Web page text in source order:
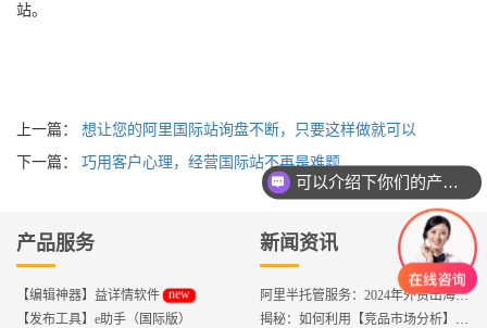
站。
上一篇： 想让您的阿里国际站询盘不断，只要这样做就可以
下一篇： 巧用客户心理，经营国际站不再是难题
产品服务
【编辑神器】益详情软件 new
【发布工具】e助手（国际版）
新闻资讯
阿里半托管服务：2024年外贸出海热潮的主旋律
揭秘：如何利用【竞品市场分析】优化店铺流量？
可以介绍下你们的产品么？